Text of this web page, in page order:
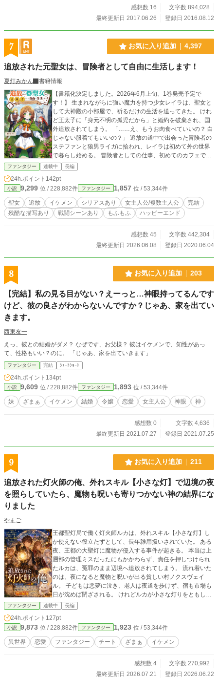
感想数 16
文字数 894,028
最終更新日 2017.06.26
登録日 2016.08.12
7 お気に入り追加 4,397
追放された元聖女は、冒険者として自由に生活します！
夏灯みかん
書籍情報
【書籍化決定しました。2026年6月上旬、1巻発売予定で
す！】 生まれながらに強い魔力を持つ少女レイラは、聖女と
して大神殿の小部屋で、祈るだけの生活を送ってきた。 けれ
ど王太子に「身元不明の孤児だから」と婚約を破棄され、国
外追放されてしまう。 「……え、もうお肉食べていいの？ 白
じゃない服着てもいいの？」 追放の道中で出会った冒険者の
ステファンと狼男ライガに拾われ、レイラは初めて外の世界
で暮らし始める。 冒険者としての仕事、初めてのカフェでの
お茶会。 隣国での生活の中で、レイラは少しずつ自分の居場
所を作っていく。 一方、レイラが去った王国では魔物が発生
し、大神殿の大司教は彼女を取り戻そうと動き出していた。
――私はなんなの？ どこから来たの？ これは、救う存在と
して利用されてきた少女が、「自分のこれから」を選び直し
ていく物語。 ※スピンオフ外伝 【完結】悪食エルフと風の魔
法使いは、辺境遺跡で相棒になりました。 肉も魔物も食べ
日の出会いと冒険を描いた物語です。 ▼外伝はこちら https://
www.alphapolis.co.jp/novel/417802211/393035061
ファンタジー 連載中 長編
24h.ポイント 142pt
小説 9,299 位 / 228,882件 ファンタジー 1,857 位 / 53,344件
聖女 追放 イケメン シリアスあり 女主人公/複数主人公
完結
残酷な描写あり
戦闘シーンあり もふもふ ハッピーエンド
感想数 45
文字数 442,304
最終更新日 2026.06.08
登録日 2020.06.04
8 お気に入り追加 203
【完結】私の見る目がない？えーっと…神眼持ってるんです
けど、彼の良さがわからないんですか？じゃあ、家を出てい
きます。
西東友一
えっ、彼との結婚がダメ？ なぜです、お父様？ 彼はイケメンで、知性があっ
て、性格もいい？のに。 「じゃあ、家を出ていきます」
ファンタジー 完結 ｼｮｰﾄｼｮｰﾄ
24h.ポイント 134pt
小説 9,609 位 / 228,882件 ファンタジー 1,893 位 / 53,344件
妹 ざまぁ イケメン 結婚 令嬢 恋愛 女主人公 神眼 神
感想数 0
文字数 4,636
最終更新日 2021.07.27
登録日 2021.07.25
9 お気に入り追加 211
追放された灯火師の俺、外れスキル【小さな灯】で辺境の夜
を照らしていたら、魔物も呪いも寄りつかない神の結界にな
りました
やまご
王都聖灯局で働く灯火師ルカは、外れスキル【小さな灯】し
か使えない役立たずとして、長年雑用扱いされていた。 ある
夜、王都の大聖灯に魔物が侵入する事件が起きる。 本当は上
層部の管理ミスだったにもかかわらず、責任を押しつけられ
たルカは、冤罪のまま辺境へ追放されてしまう。 流れ着いた
のは、夜になると魔物と呪いが出る貧しい村ノクスヴェイ
ル。 子どもは悪夢に泣き、老人は夜道を歩けず、宿も市場も
日が沈めば閉ざされる。 けれどルカが小さな灯りをともした
瞬間、魔物は近寄れなくなり、呪いに苦しむ少女は初めて静
かに眠った。 「これ……ただの灯りじゃないの？」 外れだと
思われていた【小さな灯】の正体は、夜の悪意を払い、人々
の暮らしを守る神の守護灯だった。 灯りが増えるたび、村に
宿ができ、夜市が生まれ、畑が守られ、傷ついた人々とモフ
モフたちが集まってくる。 一方、ルカを追放した王都では、
と言われても、もう遅い。 この辺境には、ルカの灯りを待つ
ファンタジー 連載中 長編
24h.ポイント 127pt
小説 9,873 位 / 228,882件 ファンタジー 1,923 位 / 53,344件
異世界 恋愛 ファンタジー チート ざまぁ イケメン
感想数 4
文字数 270,992
最終更新日 2026.07.21
登録日 2026.06.22